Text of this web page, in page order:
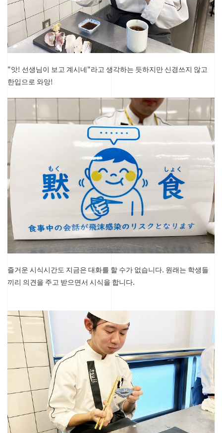
"앗! 선생님이 보고 계시네"라고 생각하는 듯하지만 신경쓰지 않고
한입으로 와앙!
즐거운 시식시간도 지금은 대화를 할 수가 없습니다. 원래는 학생들
끼리 의견을 주고 받으면서 시식을 합니다.